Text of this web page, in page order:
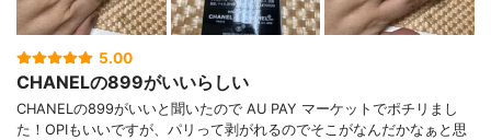
5.00
CHANELの899がいいらしい
CHANELの899がいいと聞いたので AU PAY マーケットでポチリまし
た！OPIもいいですが、パリって剥がれるのでそこがなんだかなぁと思